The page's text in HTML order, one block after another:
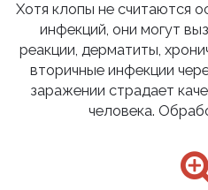
Хотя клопы не считаются
инфекций, они могут
реакции, дерматиты,
вторичные инфекции
заражении страдает
человека.